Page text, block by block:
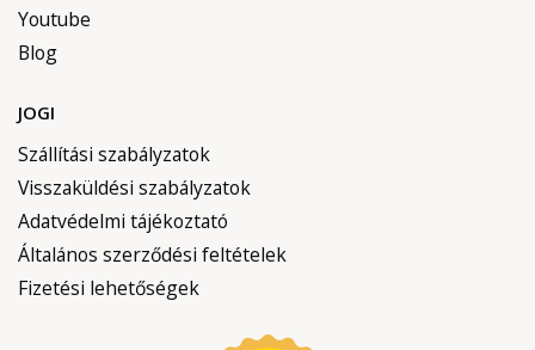
Youtube
Blog
JOGI
Szállítási szabályzatok
Visszaküldési szabályzatok
Adatvédelmi tájékoztató
Általános szerződési feltételek
Fizetési lehetőségek